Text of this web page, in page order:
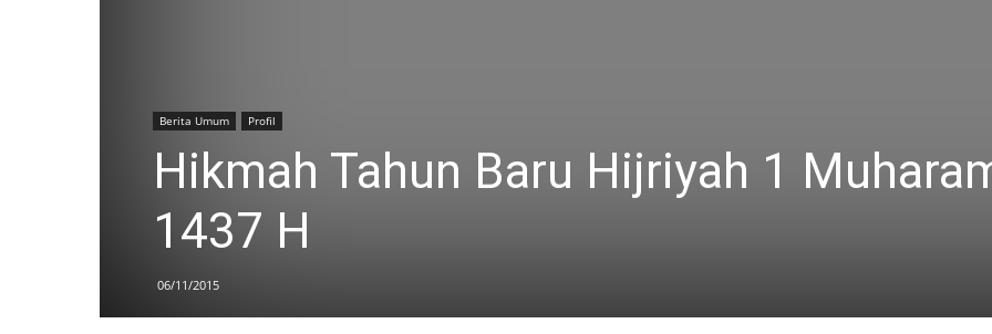
Berita Umum Profil
Hikmah Tahun Baru Hijriyah 1
1437 H
06/11/2015